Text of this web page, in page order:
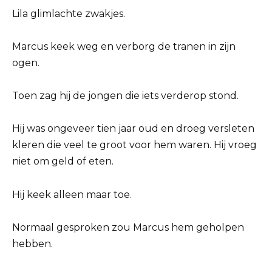
Lila glimlachte zwakjes.
Marcus keek weg en verborg de tranen in zijn
ogen.
Toen zag hij de jongen die iets verderop stond.
Hij was ongeveer tien jaar oud en droeg versleten
kleren die veel te groot voor hem waren. Hij vroeg
niet om geld of eten.
Hij keek alleen maar toe.
Normaal gesproken zou Marcus hem geholpen
hebben.